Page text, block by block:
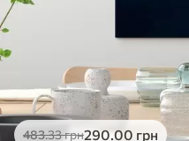
483.33грн290.00 грн